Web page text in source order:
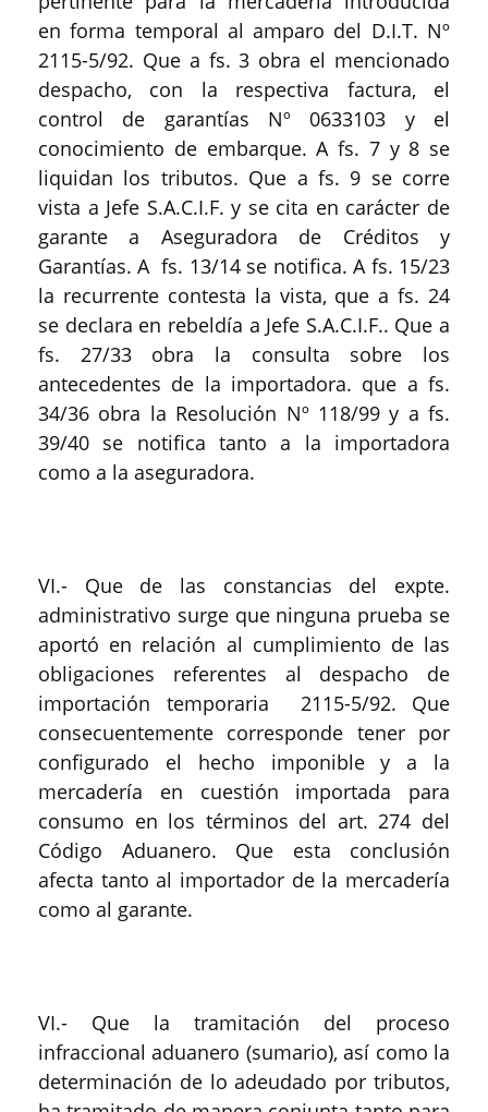
en forma temporal al amparo del D.I.T. Nº
2115-5/92. Que a fs. 3 obra el mencionado
despacho, con la respectiva factura, el
control de garantías Nº 0633103 y el
conocimiento de embarque. A fs. 7 y 8 se
liquidan los tributos. Que a fs. 9 se corre
vista a Jefe S.A.C.I.F. y se cita en carácter de
garante a Aseguradora de Créditos y
Garantías. A fs. 13/14 se notifica. A fs. 15/23
la recurrente contesta la vista, que a fs. 24
se declara en rebeldía a Jefe S.A.C.I.F.. Que a
fs. 27/33 obra la consulta sobre los
antecedentes de la importadora. que a fs.
34/36 obra la Resolución Nº 118/99 y a fs.
39/40 se notifica tanto a la importadora
como a la aseguradora.
VI.- Que de las constancias del expte.
administrativo surge que ninguna prueba se
aportó en relación al cumplimiento de las
obligaciones referentes al despacho de
importación temporaria 2115-5/92. Que
consecuentemente corresponde tener por
configurado el hecho imponible y a la
mercadería en cuestión importada para
consumo en los términos del art. 274 del
Código Aduanero. Que esta conclusión
afecta tanto al importador de la mercadería
como al garante.
VI.- Que la tramitación del proceso
infraccional aduanero (sumario), así como la
determinación de lo adeudado por tributos,